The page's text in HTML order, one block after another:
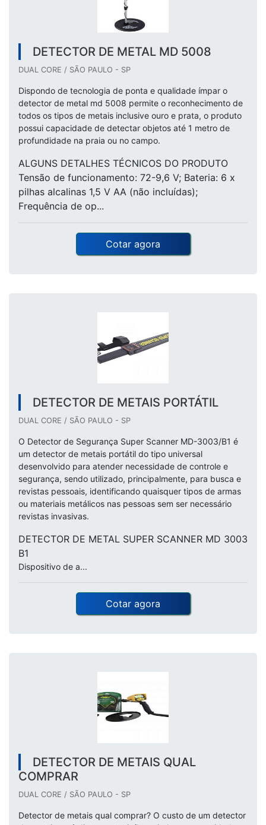
DETECTOR DE METAL MD 5008
DUAL CORE / SÃO PAULO - SP
Dispondo de tecnologia de ponta e qualidade ímpar o
detector de metal md 5008 permite o reconhecimento de
todos os tipos de metais inclusive ouro e prata, o produto
possui capacidade de detectar objetos até 1 metro de
profundidade na praia ou no campo.
ALGUNS DETALHES TÉCNICOS DO PRODUTO
Tensão de funcionamento: 72-9,6 V; Bateria: 6 x
pilhas alcalinas 1,5 V AA (não incluídas);
Frequência de op...
Cotar agora
DETECTOR DE METAIS PORTÁTIL
DUAL CORE / SÃO PAULO - SP
O Detector de Segurança Super Scanner MD-3003/B1 é
um detector de metais portátil do tipo universal
desenvolvido para atender necessidade de controle e
segurança, sendo utilizado, principalmente, para busca e
revistas pessoais, identificando quaisquer tipos de armas
ou materiais metálicos nas pessoas sem ser necessário
revistas invasivas.
DETECTOR DE METAL SUPER SCANNER MD 3003
B1
Dispositivo de a...
Cotar agora
DETECTOR DE METAIS QUAL
COMPRAR
DUAL CORE / SÃO PAULO - SP
Detector de metais qual comprar? O custo de um detector